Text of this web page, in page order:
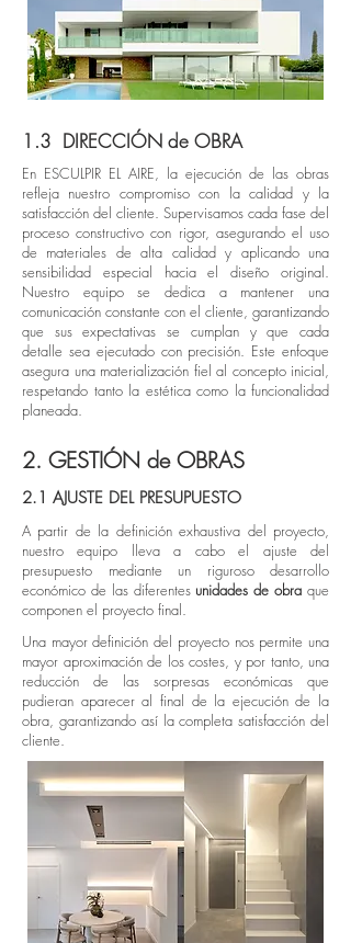
1.3 DIRECCIÓN de OBRA
En ESCULPIR EL AIRE, la ejecución de las obras
refleja nuestro compromiso con la calidad y la
satisfacción del cliente. Supervisamos cada fase del
proceso constructivo con rigor, asegurando el uso
de materiales de alta calidad y aplicando una
sensibilidad especial hacia el diseño original.
Nuestro equipo se dedica a mantener una
comunicación constante con el cliente, garantizando
que sus expectativas se cumplan y que cada
detalle sea ejecutado con precisión. Este enfoque
asegura una materialización fiel al concepto inicial,
respetando tanto la estética como la funcionalidad
planeada.
2. GESTIÓN de OBRAS
2.1 AJUSTE DEL PRESUPUESTO
A partir de la definición exhaustiva del proyecto,
nuestro equipo lleva a cabo el ajuste del
presupuesto mediante un riguroso desarrollo
económico de las diferentes unidades de obra que
componen el proyecto final.
Una mayor definición del proyecto nos permite una
mayor aproximación de los costes, y por tanto, una
reducción de las sorpresas económicas que
pudieran aparecer al final de la ejecución de la
obra, garantizando así la completa satisfacción del
cliente.